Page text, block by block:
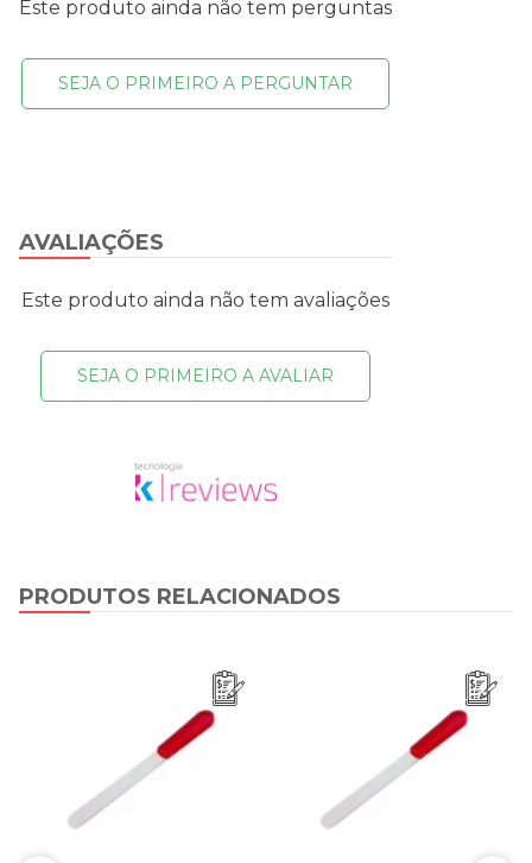
AVALIAÇÕES
Este produto ainda não tem avaliações
SEJA O PRIMEIRO A AVALIAR
Este produto ainda não tem perguntas
SEJA O PRIMEIRO A PERGUNTAR
PRODUTOS RELACIONADOS